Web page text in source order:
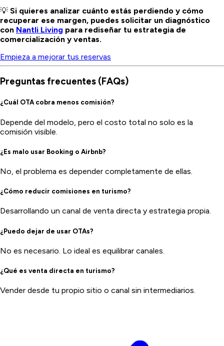
💡 Si quieres analizar cuánto estás perdiendo y cómo
recuperar ese margen, puedes solicitar un diagnóstico
con Nantli Living para rediseñar tu estrategia de
comercialización y ventas.
Empieza a mejorar tus reservas
Preguntas frecuentes (FAQs)
¿Cuál OTA cobra menos comisión?
Depende del modelo, pero el costo total no solo es la
comisión visible.
¿Es malo usar Booking o Airbnb?
No, el problema es depender completamente de ellas.
¿Cómo reducir comisiones en turismo?
Desarrollando un canal de venta directa y estrategia propia.
¿Puedo dejar de usar OTAs?
No es necesario. Lo ideal es equilibrar canales.
¿Qué es venta directa en turismo?
Vender desde tu propio sitio o canal sin intermediarios.